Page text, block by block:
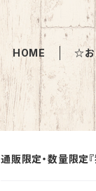
HOME ☆お
通販限定・数量限定